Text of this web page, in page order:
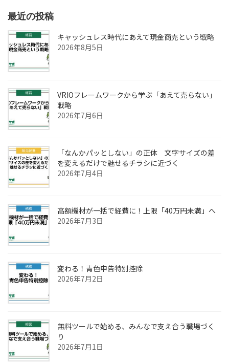
最近の投稿
キャッシュレス時代にあえて現金商売という戦略
2026年8月5日
VRIOフレームワークから学ぶ「あえて売らない」
戦略
2026年7月6日
「なんかパッとしない」の正体 文字サイズの差
を変えるだけで魅せるチラシに近づく
2026年7月4日
高額機材が一括で経費に！上限「40万円未満」へ
2026年7月3日
変わる！青色申告特別控除
2026年7月2日
無料ツールで始める、みんなで支え合う職場づく
り
2026年7月1日